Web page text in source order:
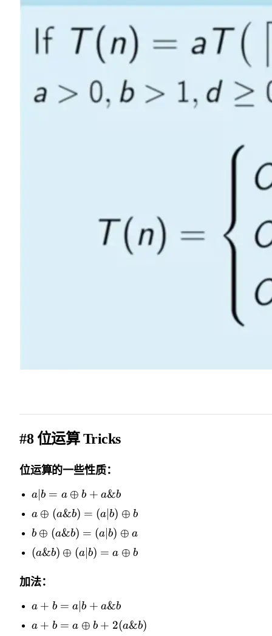
#8 位运算 Tricks
位运算的一些性质：
a b = a ⊕ b + a&b
a ⊕ (a&b) = (a ∣b) ⊕ b
b ⊕ (a&b) = (a ∣b) ⊕ a
(a&b) ⊕ (a∣ b) = a ⊕ b
加法：
a + b = a ∣b + a&b
a + b = a ⊕ b + 2(a&b)